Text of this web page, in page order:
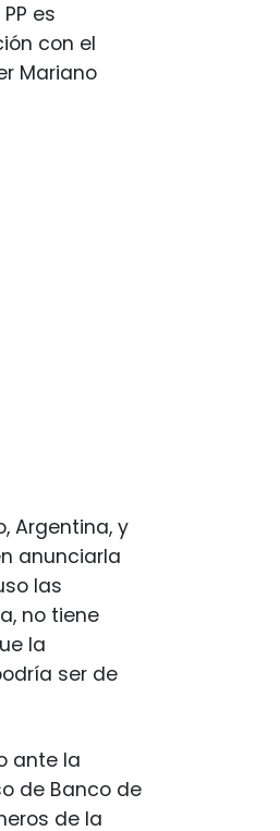
es
con el
Mariano
Argentina, y
anunciarla
las
no tiene
la
ser de
ante la
de Banco de
de la